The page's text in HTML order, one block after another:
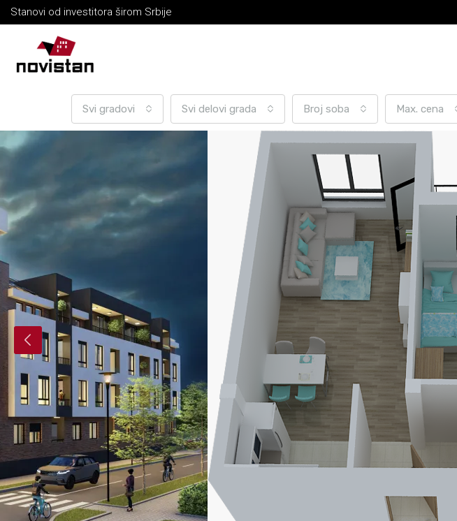
Stanovi od investitora širom Srbije
Svi gradovi Svi delovi grada Broj soba Max. cena